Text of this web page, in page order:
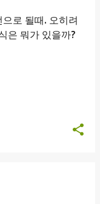
로 될때. 오히려
은 뭐가 있을까?